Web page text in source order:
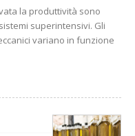
la produttività sono
superintensivi. Gli
variano in funzione